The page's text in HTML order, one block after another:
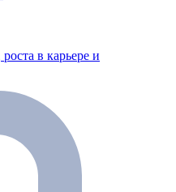
в карьере и